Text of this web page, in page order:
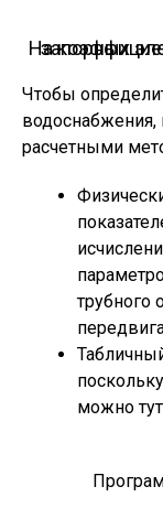
На коэффициент трения
Чтобы
расчетными
трубного
можно